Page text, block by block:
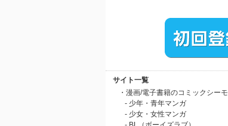
サイト一覧
・漫画/電子書籍のコミックシー
- 少年・青年マンガ
- 少女・女性マンガ